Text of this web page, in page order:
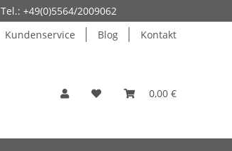
Tel.: +49(0)5564/2009062
Kundenservice
Blog Kontakt
0,00 €